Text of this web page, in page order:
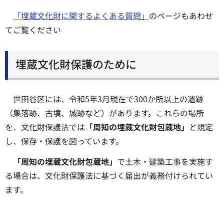
「埋蔵文化財に関するよくある質問」 のページもあわせ
てご覧ください
埋蔵文化財保護のために
世田谷区には、令和5年3月現在で300か所以上の遺跡
（集落跡、古墳、城跡など）があります。これらの場所
を、文化財保護法では 「周知の埋蔵文化財包蔵地」 と規定
し、保存・保護を図っています。
「周知の埋蔵文化財包蔵地」 で土木・建築工事を実施す
る場合は、文化財保護法に基づく届出が義務付けられてい
ます。